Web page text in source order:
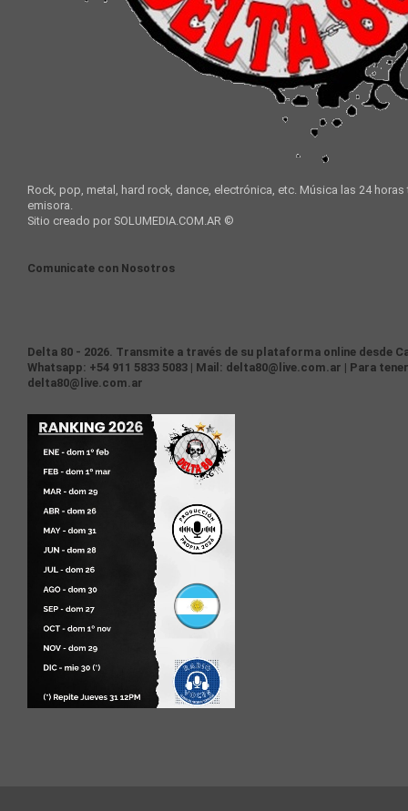
Rock, pop, metal, hard rock, dance, electrónica, etc. Música las 24
emisora.
Sitio creado por SOLUMEDIA.COM.AR ©
Comunicate con Nosotros
Delta 80 - 2026. Transmite a través de su plataforma online desde
Whatsapp: +54 911 5833 5083 | Mail: delta80@live.com.ar | Para
delta80@live.com.ar